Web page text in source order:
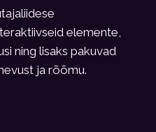
elemente,
ning lisaks pakuvad
ja rõõmu.